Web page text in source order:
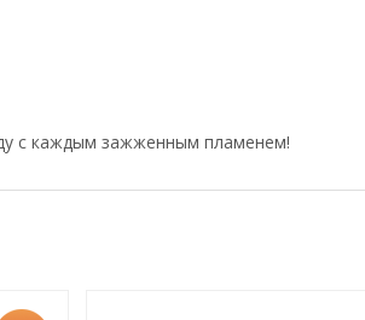
с каждым зажженным пламенем!